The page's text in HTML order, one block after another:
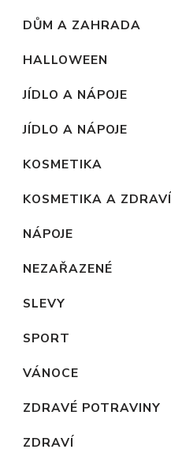
DŮM A ZAHRADA
HALLOWEEN
JÍDLO A NÁPOJE
JÍDLO A NÁPOJE
KOSMETIKA
KOSMETIKA A ZDRAVÍ
NÁPOJE
NEZAŘAZENÉ
SLEVY
SPORT
VÁNOCE
ZDRAVÉ POTRAVINY
ZDRAVÍ